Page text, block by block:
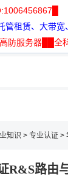
管租赁、大带宽
防服务器██全
选择
性选择
知识 > 专业认证 >
R&S路由